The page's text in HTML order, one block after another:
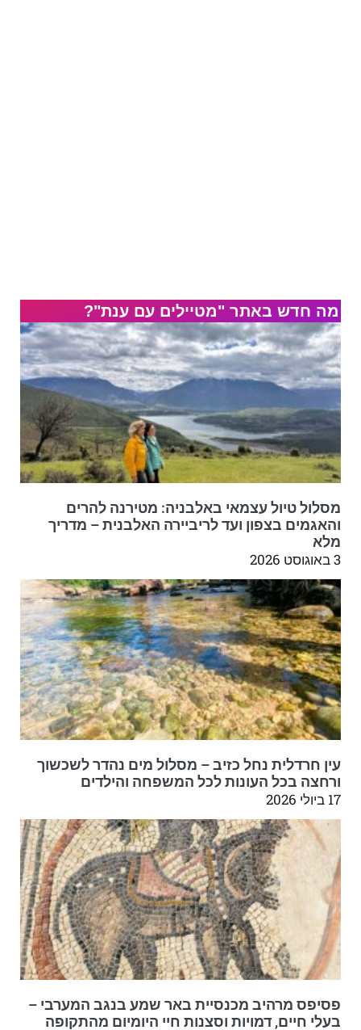
מה חדש באתר "מטיילים עם ענת"?
מסלול טיול עצמאי באלבניה: מטירנה להרים
והאגמים בצפון ועד לריביירה האלבנית – מדריך
מלא
3 באוגוסט 2026
עין חרדלית נחל כזיב – מסלול מים נהדר לשכשוך
ורחצה בכל העונות לכל המשפחה והילדים
17 ביולי 2026
פסיפס מרהיב מכנסיית באר שמע בנגב המערבי –
בעלי חיים, דמויות וסצנות חיי היומיום מהתקופה